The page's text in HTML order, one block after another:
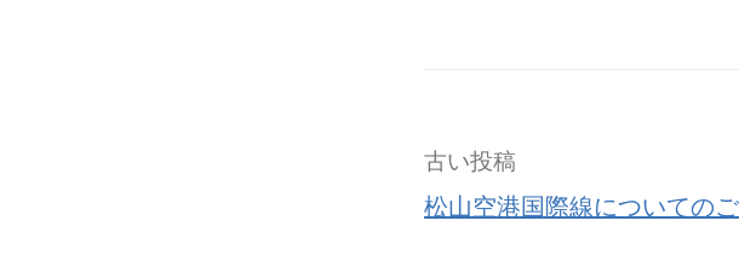
古い投稿
松山空港国際線についての